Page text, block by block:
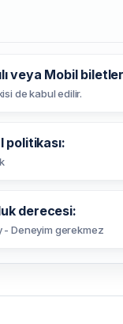
veya Mobil
de kabul edilir.
politikası:
derecesi:
- Deneyim gerekmez